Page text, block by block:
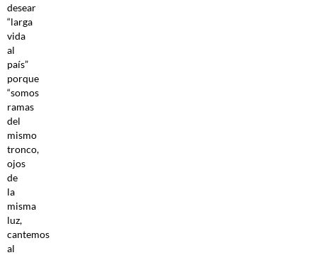
desear
“larga
vida
al
país”
porque
“somos
ramas
del
mismo
tronco,
ojos
de
la
misma
luz,
cantemos
al